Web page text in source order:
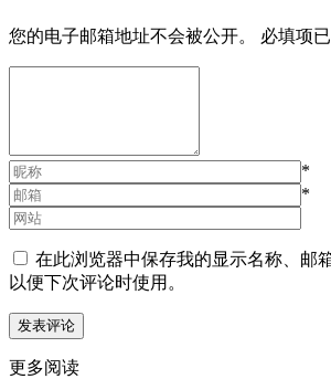
您的电子邮箱地址不会被公开。 必填项
*
*
在此浏览器中保存我的显示名称、邮
以便下次评论时使用。
更多阅读